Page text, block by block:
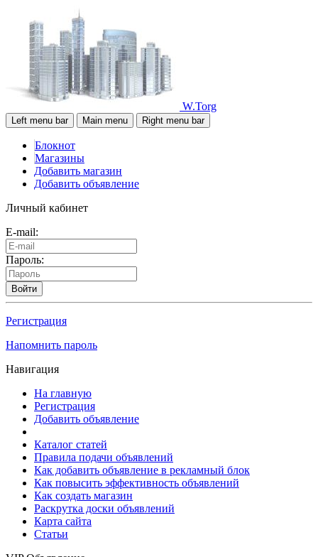
W.Torg
Left menu bar Main menu Right menu bar
Блокнот
Магазины
Добавить магазин
Добавить объявление
Личный кабинет
E-mail:
Пароль:
Войти
Регистрация
Напомнить пароль
Навигация
На главную
Регистрация
Добавить объявление
Каталог статей
Правила подачи объявлений
Как добавить объявление в рекламный блок
Как повысить эффективность объявлений
Как создать магазин
Раскрутка доски объявлений
Карта сайта
Статьи